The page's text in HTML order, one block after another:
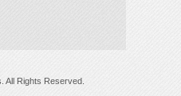
All Rights Reserved.